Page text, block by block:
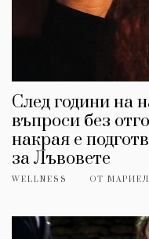
След години на
въпроси без
накрая е
за Лъвовете
WELLNESS ОТ